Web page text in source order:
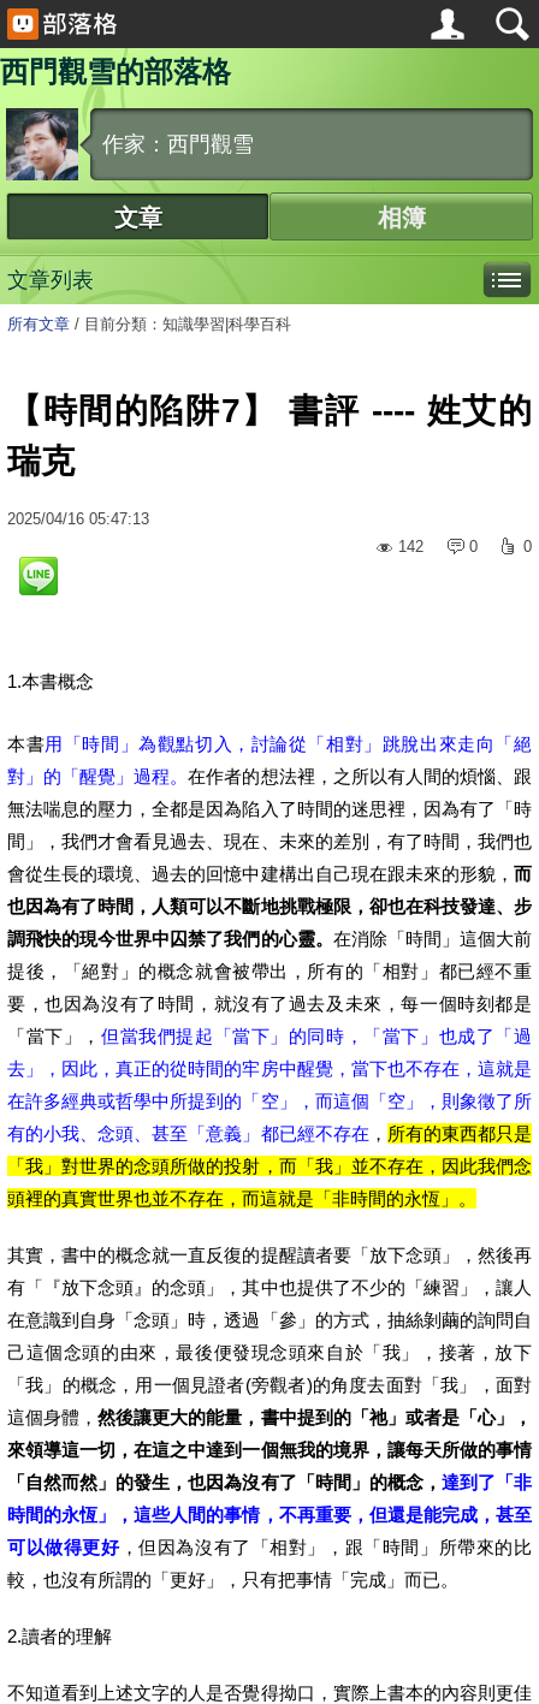
西門觀雪的部落格
作家：西門觀雪
文章 相簿
文章列表
所有文章 / 目前分類：知識學習|科學百科
【時間的陷阱7】 書評 ---- 姓艾的
瑞克
2025/04/16 05:47:13
142
0 0
1.本書概念
本書用「時間」為觀點切入，討論從「相對」跳脫出來走向「絕
對」的「醒覺」過程。在作者的想法裡，之所以有人間的煩惱、跟
無法喘息的壓力，全都是因為陷入了時間的迷思裡，因為有了「時
間」，我們才會看見過去、現在、未來的差別，有了時間，我們也
會從生長的環境、過去的回憶中建構出自己現在跟未來的形貌， 而
也因為有了時間，人類可以不斷地挑戰極限，卻也在科技發達、步
調飛快的現今世界中囚禁了我們的心靈。 在消除「時間」這個大前
提後，「絕對」的概念就會被帶出，所有的「相對」都已經不重
要，也因為沒有了時間，就沒有了過去及未來，每一個時刻都是
「當下」， 但當我們提起「當下」的同時，「當下」也成了「過
去」，因此，真正的從時間的牢房中醒覺，當下也不存在，這就是
在許多經典或哲學中所提到的「空」，而這個「空」，則象徵了所
有的小我、念頭、甚至「意義」都已經不存在 ， 所有的東西都只是
「我」對世界的念頭所做的投射，而「我」並不存在，因此我們念
頭裡的真實世界也並不存在，而這就是「非時間的永恆」。
其實，書中的概念就一直反復的提醒讀者要「放下念頭」，然後再
有「『放下念頭』的念頭」，其中也提供了不少的「練習」，讓人
在意識到自身「念頭」時，透過「參」的方式，抽絲剝繭的詢問自
己這個念頭的由來，最後便發現念頭來自於「我」，接著，放下
「我」的概念，用一個見證者(旁觀者)的角度去面對「我」，面對
這個身體，然後讓更大的能量，書中提到的「祂」或者是「心」，
來領導這一切，在這之中達到一個無我的境界，讓每天所做的事情
「自然而然」的發生，也因為沒有了「時間」的概念， 達到了「非
時間的永恆」，這些人間的事情，不再重要，但還是能完成，甚至
可以做得更好，但因為沒有了「相對」，跟「時間」所帶來的比
較，也沒有所謂的「更好」，只有把事情「完成」而已。
2.讀者的理解
不知道看到上述文字的人是否覺得拗口，實際上書本的內容則更佳